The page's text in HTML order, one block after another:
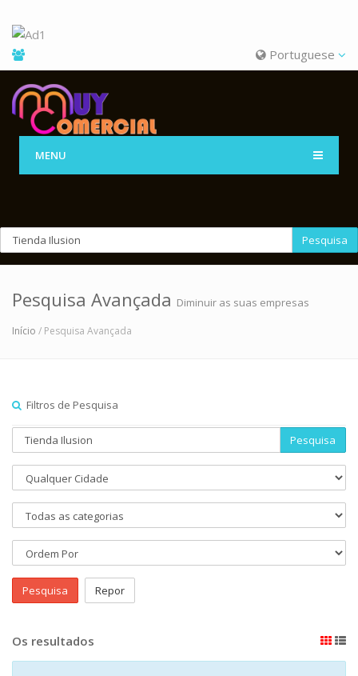
Portuguese
MENU
Pesquisa
Pesquisa Avançada Diminuir as suas empresas
Início / Pesquisa Avançada
Filtros de Pesquisa
Pesquisa
Pesquisa Repor
Os resultados